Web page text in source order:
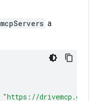
mcpServers a
"https://